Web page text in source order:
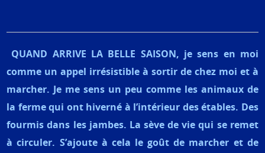
QUAND ARRIVE LA BELLE SAISON, je sens en moi
comme un appel irrésistible à sortir de chez moi et à
marcher. Je me sens un peu comme les animaux de
la ferme qui ont hiverné à l’intérieur des étables. Des
fourmis dans les jambes. La sève de vie qui se remet
à circuler. S’ajoute à cela le goût de marcher et de